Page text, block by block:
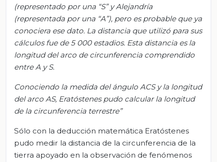
(representado por una “S” y Alejandría
(representada por una “A”), pero es probable que ya
conociera ese dato. La distancia que utilizó para sus
cálculos fue de 5 000 estadios. Esta distancia es la
longitud del arco de circunferencia comprendido
entre A y S.
Conociendo la medida del ángulo ACS y la longitud
del arco AS, Eratóstenes pudo calcular la longitud
de la circunferencia terrestre”
Sólo con la deducción matemática Eratóstenes
pudo medir la distancia de la circunferencia de la
tierra apoyado en la observación de fenómenos